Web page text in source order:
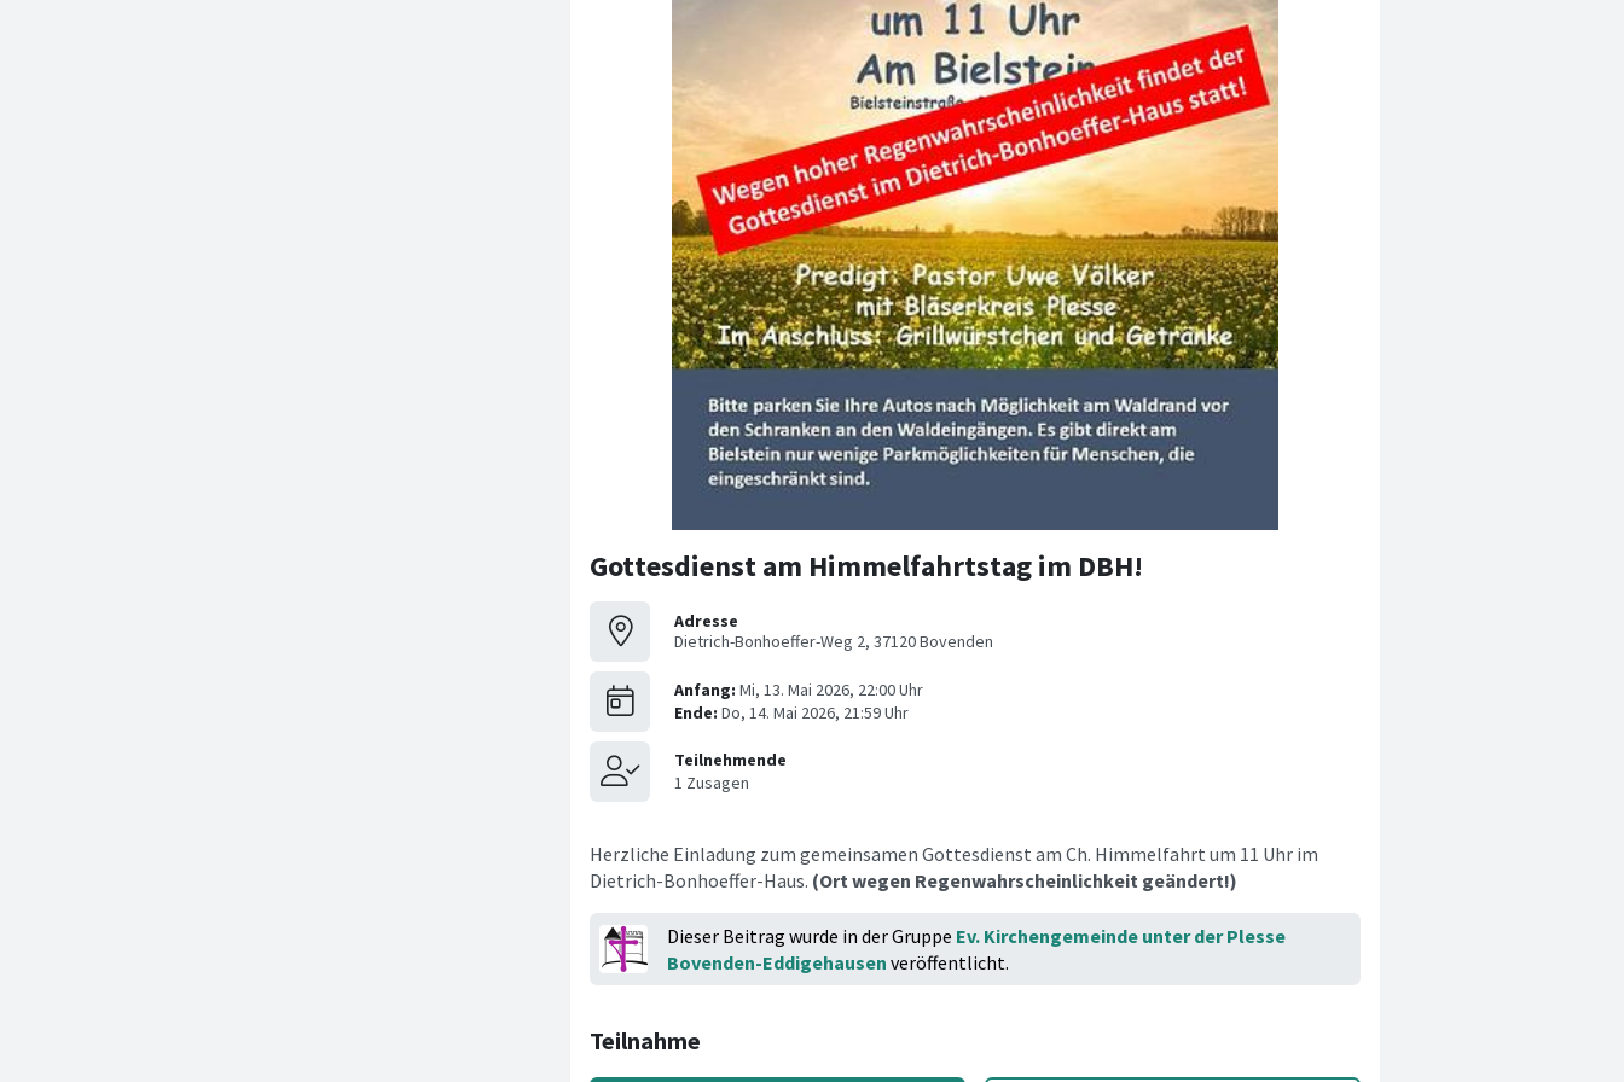
Gottesdienst am Himmelfahrtstag im DBH!
Adresse
Dietrich-Bonhoeffer-Weg 2, 37120 Bovenden
Herzliche Einladung zum gemeinsamen Gottesdienst am Ch. Himmelfahrt um 11 Uhr im
Dietrich-Bonhoeffer-Haus. (Ort wegen Regenwahrscheinlichkeit geändert!)
Dieser Beitrag wurde in der Gruppe Ev. Kirchengemeinde unter der Plesse
Bovenden-Eddigehausen veröffentlicht.